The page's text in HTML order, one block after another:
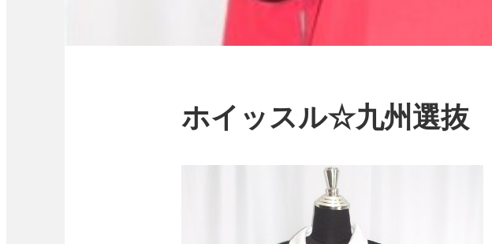
ホイッスル☆九州選抜